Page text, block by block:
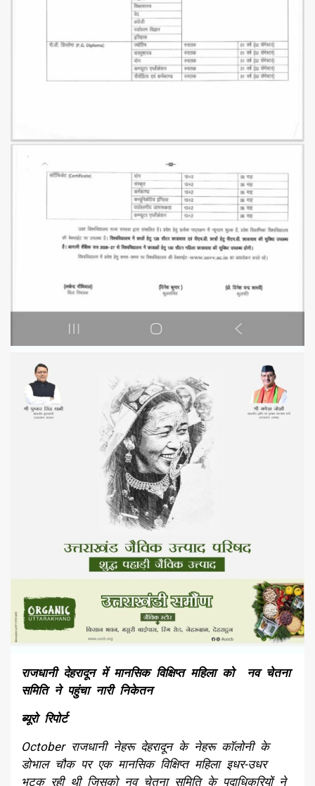
राजधानी देहरादून में मानसिक विक्षिप्त महिला को नव चेतना
समिति ने पहुंचा नारी निकेतन
ब्यूरो रिपोर्ट
October राजधानी नेहरू देहरादून के नेहरू कॉलोनी के
डोभाल चौक पर एक मानसिक विक्षिप्त महिला इधर-उधर
भटक रही थी जिसको नव चेतना समिति के पदाधिकरियों ने